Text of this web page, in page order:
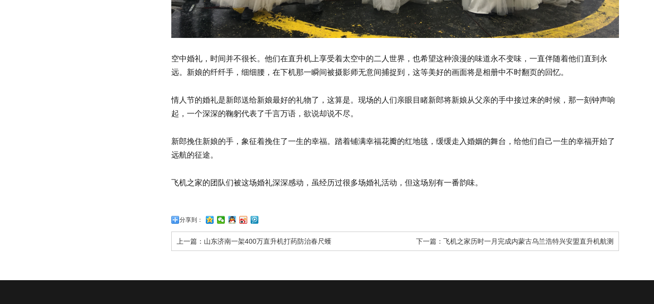
空中婚礼，时间并不很长。他们在直升机上享受着太空中的二人世界，也希望这种浪漫的味道永不变味，一直伴随着他们直到永
远。新娘的纤纤手，细细腰，在下机那一瞬间被摄影师无意间捕捉到，这等美好的画面将是相册中不时翻页的回忆。
情人节的婚礼是新郎送给新娘最好的礼物了，这算是。现场的人们亲眼目睹新郎将新娘从父亲的手中接过来的时候，那一刻钟声响
起，一个深深的鞠躬代表了千言万语，欲说却说不尽。
新郎挽住新娘的手，象征着挽住了一生的幸福。踏着铺满幸福花瓣的红地毯，缓缓走入婚姻的舞台，给他们自己一生的幸福开始了
远航的征途。
飞机之家的团队们被这场婚礼深深感动，虽经历过很多场婚礼活动，但这场别有一番韵味。
分享到：
上一篇： 山东济南一架400万直升机打药防治春尺蠖 下一篇： 飞机之家历时一月完成内蒙古乌兰浩特兴安盟直升机航测